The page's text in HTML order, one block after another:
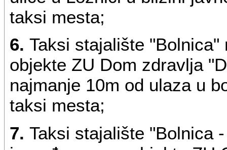
taksi mesta;
6. Taksi stajalište
objekte ZU Dom zdravlja
najmanje 10m od ulaza u
taksi mesta;
7. Taksi stajalište "Bolnica